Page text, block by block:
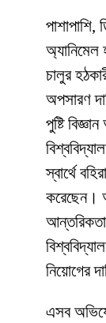
​পাশাপাশি,
অ্যানিমেল
চালুর
অপসারণ
পুষ্টি
স্বার্থে
করেছেন।
নিয়োগের
​এসব